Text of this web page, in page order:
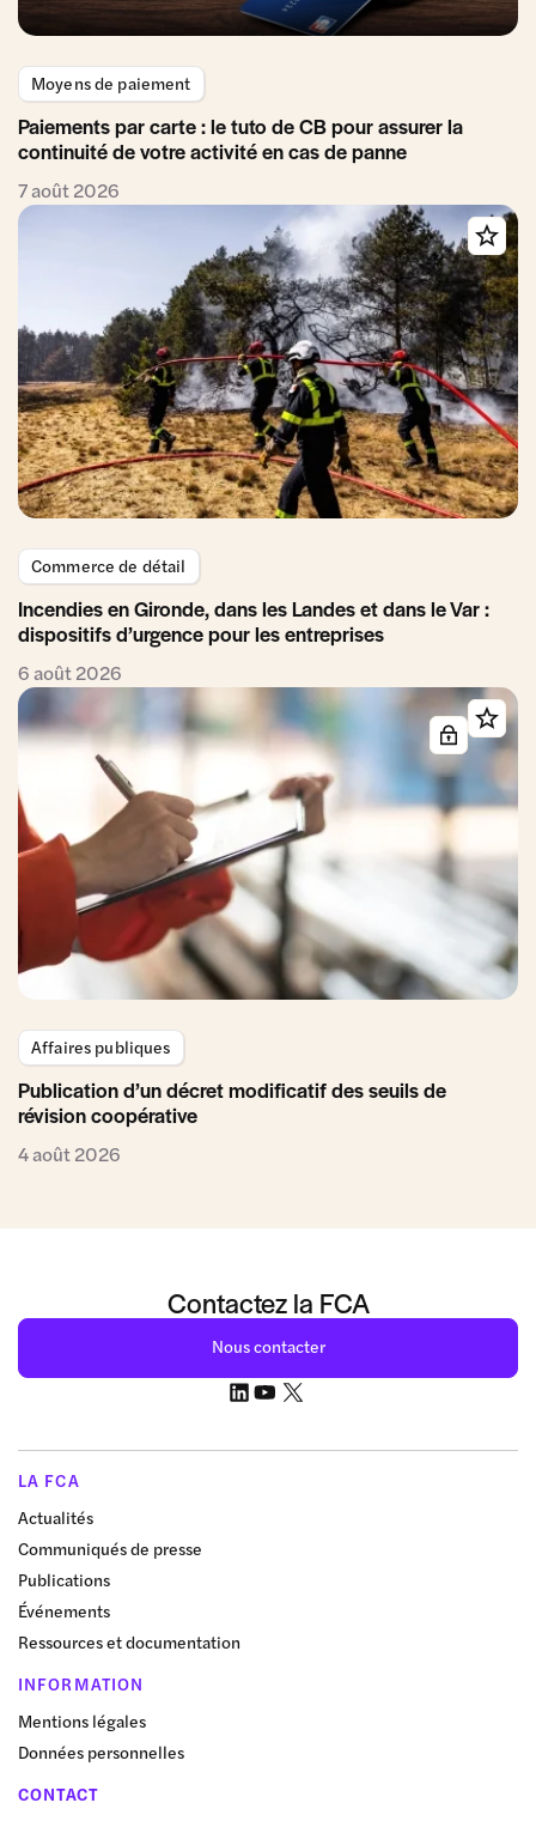
Moyens de paiement
Paiements par carte : le tuto de CB pour assurer la
continuité de votre activité en cas de panne
7 août 2026
Commerce de détail
Incendies en Gironde, dans les Landes et dans le Var :
dispositifs d’urgence pour les entreprises
6 août 2026
Affaires publiques
Publication d’un décret modificatif des seuils de
révision coopérative
4 août 2026
Contactez la FCA
Nous contacter
LA FCA
Actualités
Communiqués de presse
Publications
Événements
Ressources et documentation
INFORMATION
Mentions légales
Données personnelles
CONTACT